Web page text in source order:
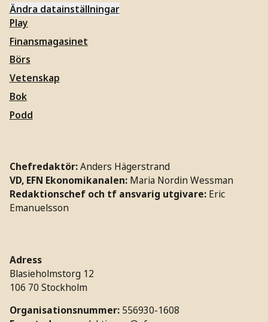
Ändra datainställningar
Play
Finansmagasinet
Börs
Vetenskap
Bok
Podd
Chefredaktör:Anders Hägerstrand
VD, EFN Ekonomikanalen: Maria Nordin Wessman
Redaktionschef och tf ansvarig utgivare: Eric
Emanuelsson
Adress
Blasieholmstorg 12
106 70 Stockholm
Organisationsnummer: 556930-1608